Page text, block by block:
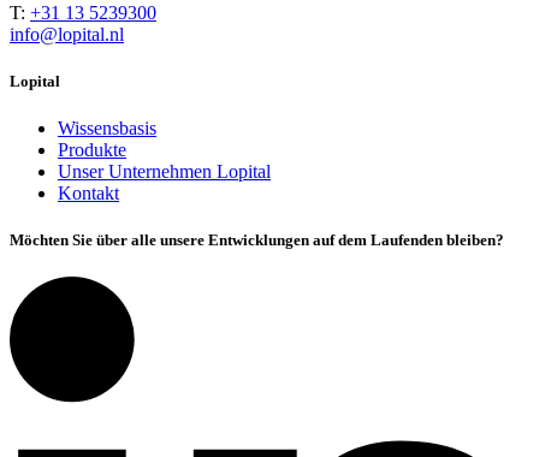
T: +31 13 5239300
info@lopital.nl
Lopital
Wissensbasis
Produkte
Unser Unternehmen Lopital
Kontakt
Möchten Sie über alle unsere Entwicklungen auf dem Laufenden bleiben?